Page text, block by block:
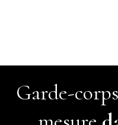
">
">
Contact
Garde-